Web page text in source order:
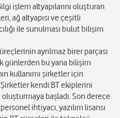
işlem altyapılarını oluşturan
ağ altyapısı ve çeşitli
ile sunulması bulut bilişim
ayrılmaz birer parçası
günlerden bu yana bilişim
kullanımı şirketler için
kendi BT ekiplerini
oluşturmaya başladı. Son derece
ihtiyacı, yazılım lisansı